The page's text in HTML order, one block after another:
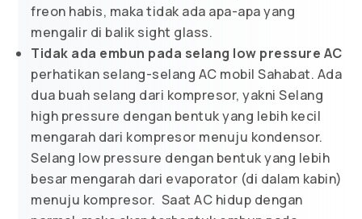
freon habis, maka tidak ada apa-apa yang
mengalir di balik sight glass.
Tidak ada embun pada selang low pressure AC
perhatikan selang-selang AC mobil Sahabat. Ada
dua buah selang dari kompresor, yakni Selang
high pressure dengan bentuk yang lebih kecil
mengarah dari kompresor menuju kondensor.
Selang low pressure dengan bentuk yang lebih
besar mengarah dari evaporator (di dalam kabin)
menuju kompresor. Saat AC hidup dengan